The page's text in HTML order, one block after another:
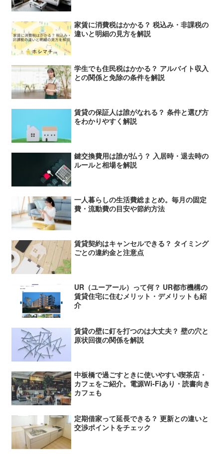
家賃に消費税はかかる？ 税込み・非課税の
違いと明細の見方を解説
学生でも住民税はかかる？ アルバイト収入
との関係と免除の条件を解説
賃貸の保証人は誰がなれる？ 条件と選び方
をわかりやすく解説
鍵交換費用は誰が払う？ 入居時・退去時の
ルールと相場を解説
一人暮らしの生活費総まとめ。毎月の固定
費・流動費の目安や節約方法
賃貸契約はキャンセルできる？ タイミング
ごとの違約金と注意点
UR（ユーアール）って何？ UR都市機構の
賃貸住宅に住むメリット・デメリットも紹
介
賃貸の壁に釘を打つのは大丈夫？ 壁の穴と
原状回復の関係を解説
中板橋で過ごすときに使いやすい喫茶店・
カフェをご紹介。電源Wi-Fiあり・読書向き
カフェも
定期借家って延長できる？ 更新との違いと
交渉ポイントをチェック